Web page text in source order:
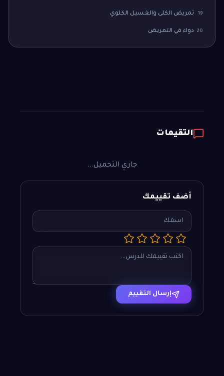
19 تمريض الكلى والغسيل الكلوي
20 دواء في التمريض
التقيمات
جاري التحميل...
أضف تقييمك
إرسال التقييم